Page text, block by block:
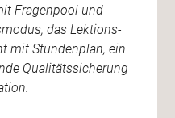
Fragenpool und
das Lektions-
mit Stundenplan, ein
Qualitätssicherung